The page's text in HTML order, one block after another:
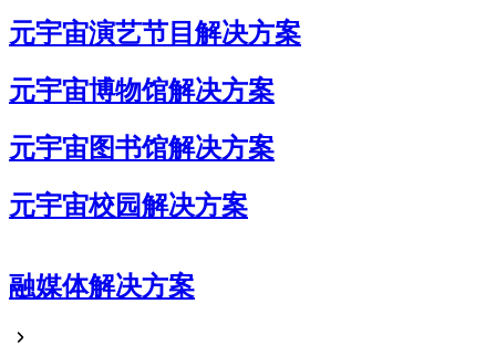
元宇宙演艺节目解决方案
元宇宙博物馆解决方案
元宇宙图书馆解决方案
元宇宙校园解决方案
融媒体解决方案